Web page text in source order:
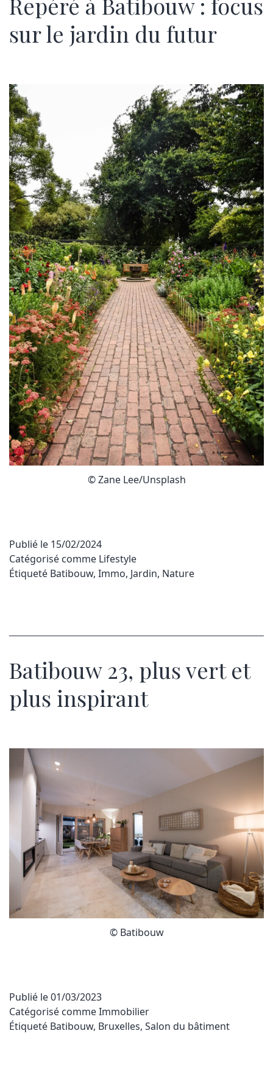
sur le jardin du futur
© Zane Lee/Unsplash
Publié le 15/02/2024
Catégorisé comme Lifestyle
Étiqueté Batibouw, Immo, Jardin, Nature
Batibouw 23, plus vert et
plus inspirant
© Batibouw
Publié le01/03/2023
Catégorisé commeImmobilier
Étiqueté Batibouw, Bruxelles, Salon du bâtiment